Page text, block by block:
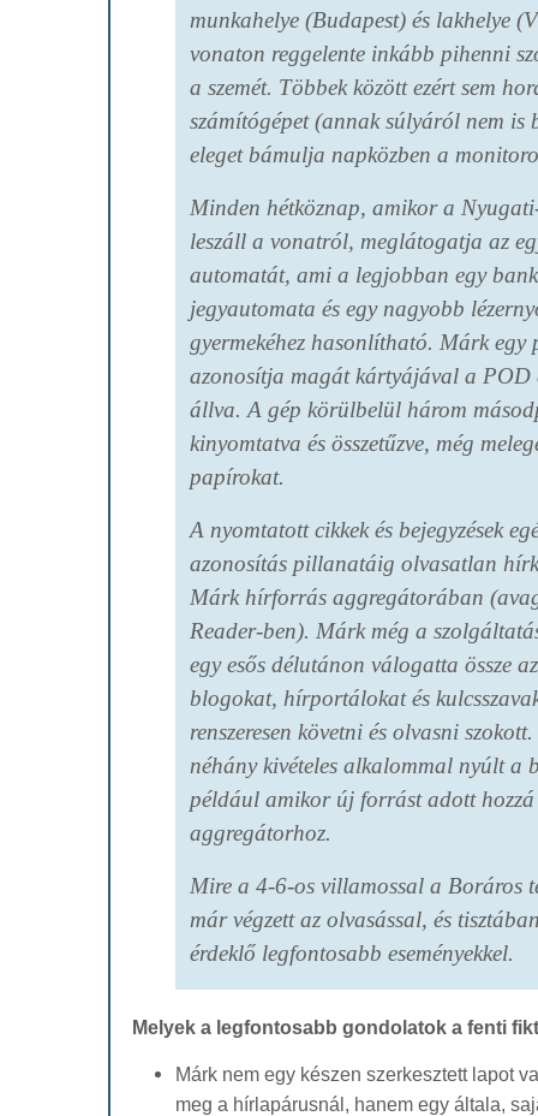
munkahelye (Budapest) és lakhelye
vonaton reggelente inkább pihenni
a szemét. Többek között ezért sem
számítógépet (annak súlyáról nem is
eleget bámulja napközben a
Minden hétköznap, amikor a
leszáll a vonatról, meglátogatja az
automatát, ami a legjobban egy
jegyautomata és egy nagyobb
gyermekéhez hasonlítható. Márk
azonosítja magát kártyájával a POD
állva. A gép körülbelül három
kinyomtatva és összetűzve, még
papírokat.
A nyomtatott cikkek és bejegyzések
azonosítás pillanatáig olvasatlan
Márk hírforrás aggregátorában
Reader-ben). Márk még a
egy esős délutánon válogatta össze
blogokat, hírportálokat és
renszeresen követni és olvasni
néhány kivételes alkalommal nyúlt a
például amikor új forrást adott hozzá
aggregátorhoz.
Mire a 4-6-os villamossal a Boráros
már végzett az olvasással, és
érdeklő legfontosabb eseményekkel.
Melyek a legfontosabb gondolatok a fenti
Márk nem egy készen szerkesztett lapot
meg a hírlapárusnál, hanem egy általa,